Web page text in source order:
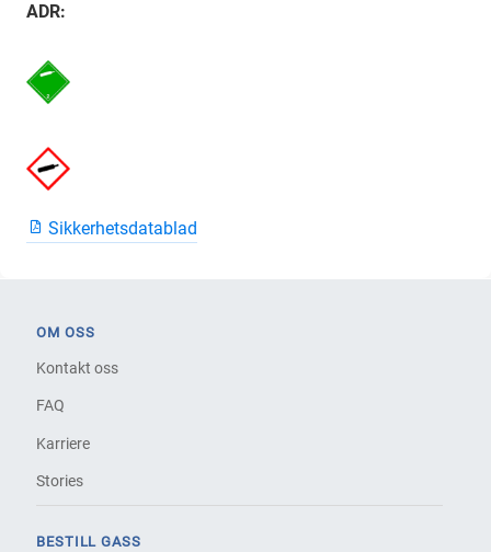
ADR:
Sikkerhetsdatablad
OM OSS
Kontakt oss
FAQ
Karriere
Stories
BESTILL GASS